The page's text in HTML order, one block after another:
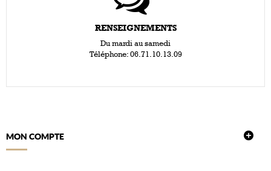
RENSEIGNEMENTS
Du mardi au samedi
Téléphone: 06.71.10.13.09
MON COMPTE